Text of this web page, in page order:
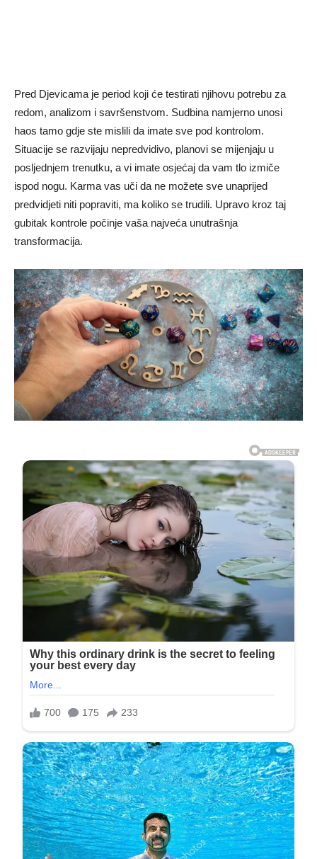
Pred Djevicama je period koji će testirati njihovu potrebu za
redom, analizom i savršenstvom. Sudbina namjerno unosi
haos tamo gdje ste mislili da imate sve pod kontrolom.
Situacije se razvijaju nepredvidivo, planovi se mijenjaju u
posljednjem trenutku, a vi imate osjećaj da vam tlo izmiče
ispod nogu. Karma vas uči da ne možete sve unaprijed
predvidjeti niti popraviti, ma koliko se trudili. Upravo kroz taj
gubitak kontrole počinje vaša najveća unutrašnja
transformacija.